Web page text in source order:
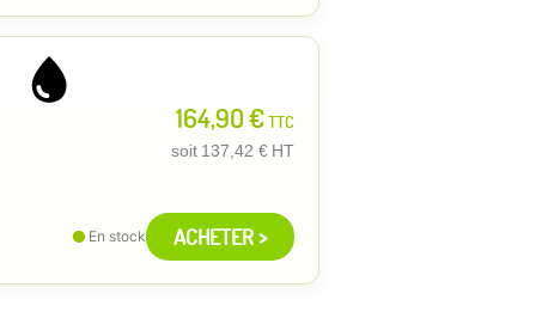
164,90 €TTC
soit 137,42 € HT
En stock ACHETER >